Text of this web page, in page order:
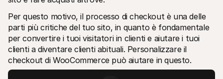
Per questo motivo, il processo di checkout è una delle
parti più critiche del tuo sito, in quanto è fondamentale
per convertire i tuoi visitatori in clienti e aiutare i tuoi
clienti a diventare clienti abituali. Personalizzare il
checkout di WooCommerce può aiutare in questo.